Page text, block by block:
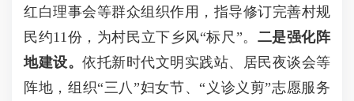
红白理事会等群众组织作用，指导修订完善村规
民约11份，为村民立下乡风“标尺”。 二是强化阵
地建设。 依托新时代文明实践站、居民夜谈会等
阵地，组织“三八”妇女节、“义诊义剪”志愿服务